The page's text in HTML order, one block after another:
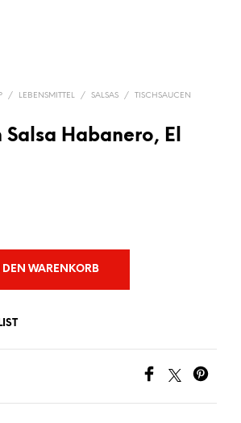
/ LEBENSMITTEL / SALSAS / TISCHSAUCEN
Habanero, El
DEN WARENKORB